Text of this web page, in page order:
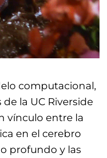
computacional,
la UC Riverside
vínculo entre la
en el cerebro
profundo y las